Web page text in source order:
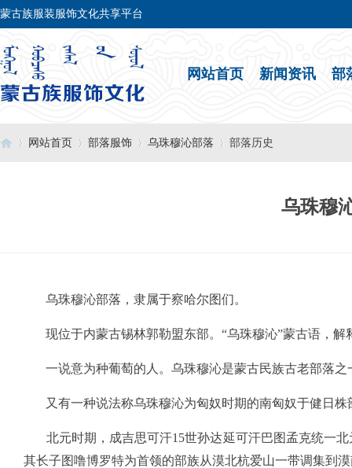
蒙古族服装服饰文化共享平台
网站首页 新闻资讯 部
网站首页 部落服饰 乌珠穆沁部落 部落历史
乌珠穆
乌珠穆沁部落，隶属于察哈尔图们。
现位于内蒙古锡林郭勒盟东部。“乌珠穆沁”蒙古语，解
一说意为种葡萄的人。乌珠穆沁是蒙古民族古老部落之
又有一种说法称乌珠穆沁为匈奴时期的南匈奴于健日株
北元时期，成吉思可汗15世孙达延可汗巴图孟克统一北
其长子图噜博罗特为首领的部族从漠北杭爱山一带调集到